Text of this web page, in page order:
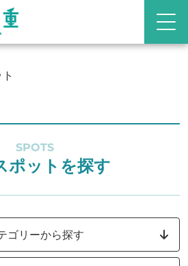
SPOTS
ポットを探す
ゴリーから探す